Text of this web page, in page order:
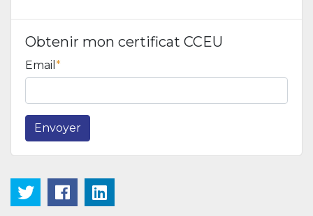
Obtenir mon certificat CCEU
Email
Envoyer